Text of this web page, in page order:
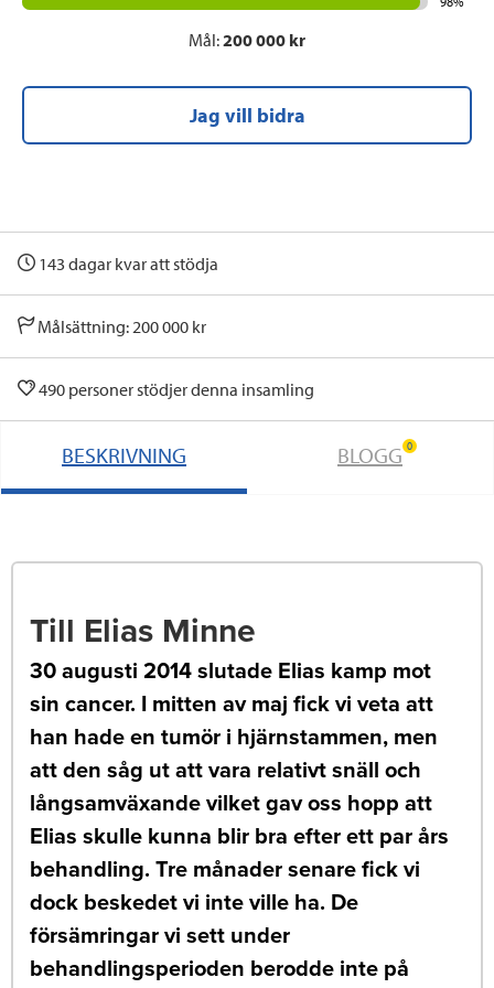
Mål:200 000 kr
Jag vill bidra
143 dagar kvar att stödja
Målsättning: 200 000 kr
490 personer stödjer denna insamling
BESKRIVNING BLOGG 0
Till Elias Minne
30 augusti 2014 slutade Elias kamp mot
sin cancer. I mitten av maj fick vi veta att
han hade en tumör i hjärnstammen, men
att den såg ut att vara relativt snäll och
långsamväxande vilket gav oss hopp att
Elias skulle kunna blir bra efter ett par års
behandling. Tre månader senare fick vi
dock beskedet vi inte ville ha. De
försämringar vi sett under
behandlingsperioden berodde inte på